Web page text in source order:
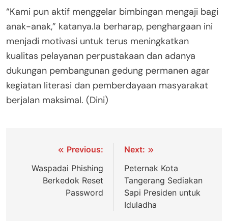
“Kami pun aktif menggelar bimbingan mengaji bagi
anak-anak,” katanya.Ia berharap, penghargaan ini
menjadi motivasi untuk terus meningkatkan
kualitas pelayanan perpustakaan dan adanya
dukungan pembangunan gedung permanen agar
kegiatan literasi dan pemberdayaan masyarakat
berjalan maksimal. (Dini)
Navigasi
pos
Previous:
Waspadai Phishing
Berkedok Reset
Password
Next:
Peternak Kota
Tangerang Sediakan
Sapi Presiden untuk
Iduladha